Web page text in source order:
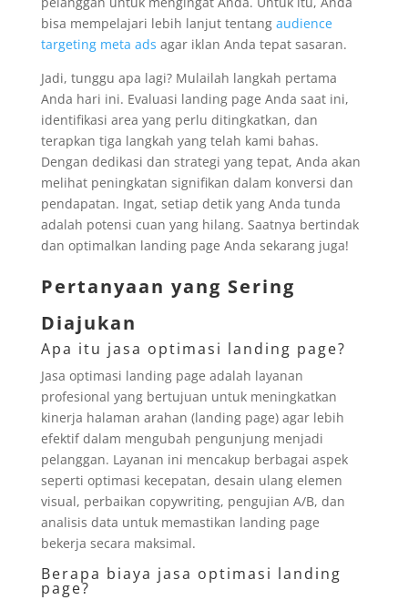
bisa mempelajari lebih lanjut tentang audience
targeting meta ads agar iklan Anda tepat sasaran.
Jadi, tunggu apa lagi? Mulailah langkah pertama
Anda hari ini. Evaluasi landing page Anda saat ini,
identifikasi area yang perlu ditingkatkan, dan
terapkan tiga langkah yang telah kami bahas.
Dengan dedikasi dan strategi yang tepat, Anda akan
melihat peningkatan signifikan dalam konversi dan
pendapatan. Ingat, setiap detik yang Anda tunda
adalah potensi cuan yang hilang. Saatnya bertindak
dan optimalkan landing page Anda sekarang juga!
Pertanyaan yang Sering
Diajukan
Apa itu jasa optimasi landing page?
Jasa optimasi landing page adalah layanan
profesional yang bertujuan untuk meningkatkan
kinerja halaman arahan (landing page) agar lebih
efektif dalam mengubah pengunjung menjadi
pelanggan. Layanan ini mencakup berbagai aspek
seperti optimasi kecepatan, desain ulang elemen
visual, perbaikan copywriting, pengujian A/B, dan
analisis data untuk memastikan landing page
bekerja secara maksimal.
Berapa biaya jasa optimasi landing
page?